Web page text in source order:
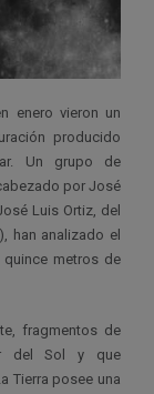
enero vieron un
producido
Un grupo de
por José
Luis Ortiz, del
han analizado el
metros de
fragmentos de
del Sol y que
Tierra posee una